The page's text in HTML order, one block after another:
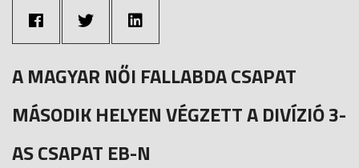
A MAGYAR NŐI FALLABDA CSAPAT
MÁSODIK HELYEN VÉGZETT A DIVÍZIÓ 3-
AS CSAPAT EB-N